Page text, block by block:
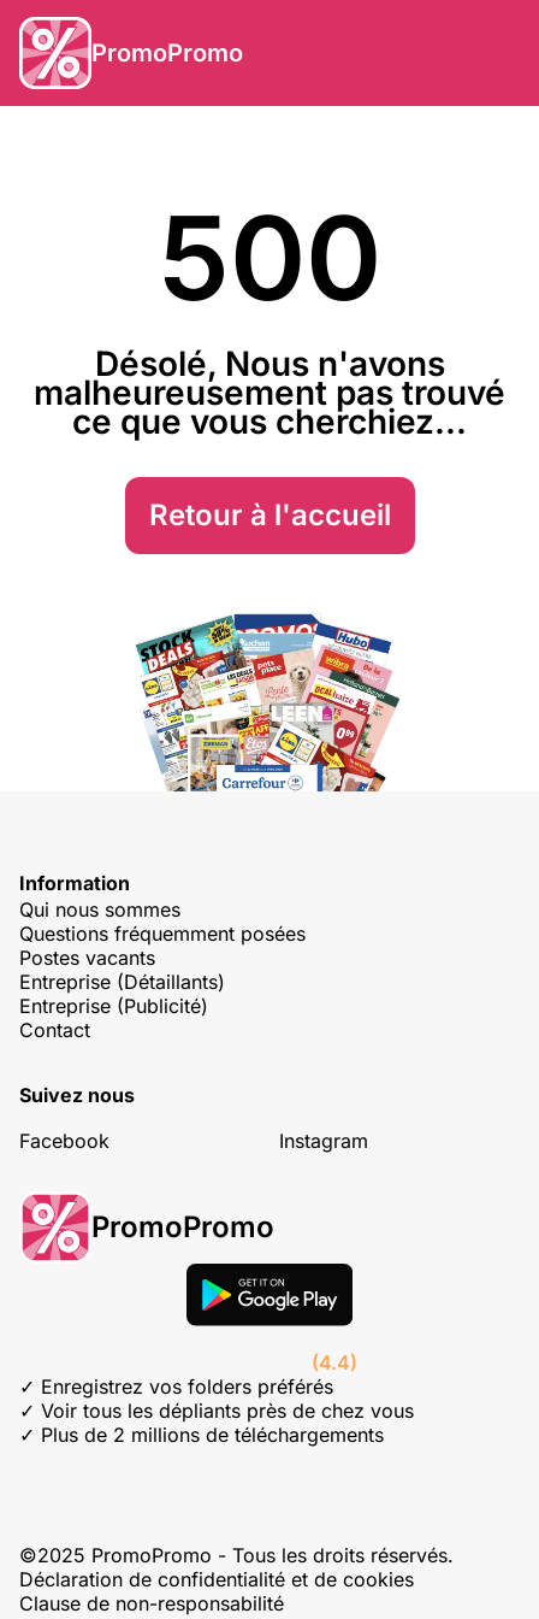
PromoPromo
500
Désolé, Nous n'avons
malheureusement pas trouvé
ce que vous cherchiez...
Retour à l'accueil
Information
Qui nous sommes
Questions fréquemment posées
Postes vacants
Entreprise (Détaillants)
Entreprise (Publicité)
Contact
Suivez nous
Facebook
Instagram
PromoPromo
(4.4)
✓ Enregistrez vos folders préférés
✓ Voir tous les dépliants près de chez vous
✓ Plus de 2 millions de téléchargements
©2025 PromoPromo - Tous les droits réservés.
Déclaration de confidentialité et de cookies
Clause de non-responsabilité